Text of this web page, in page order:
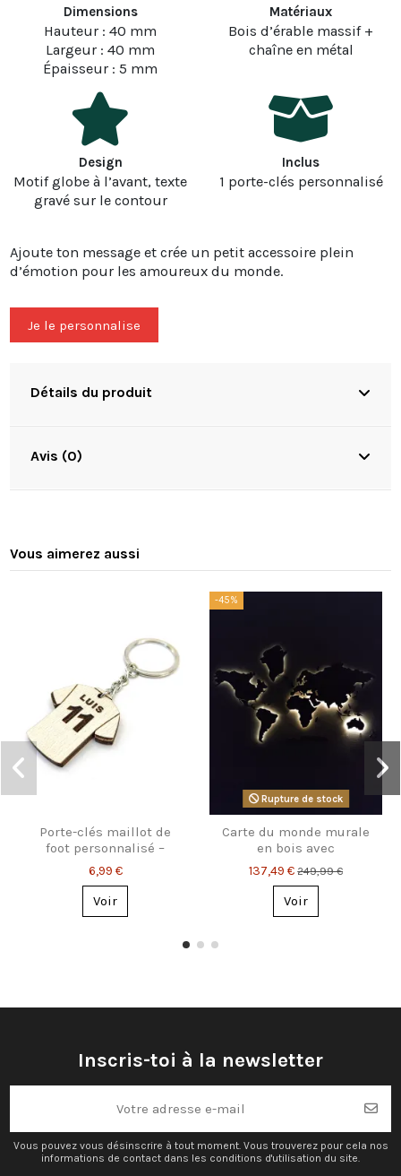
Dimensions
Hauteur : 40 mm
Largeur : 40 mm
Épaisseur : 5 mm
Matériaux
Bois d’érable massif +
chaîne en métal
Design
Motif globe à l’avant, texte
gravé sur le contour
Inclus
1 porte-clés personnalisé
Ajoute ton message et crée un petit accessoire plein
d’émotion pour les amoureux du monde.
Je le personnalise
Détails du produit
Avis (0)
Vous aimerez aussi
Porte-clés maillot de
foot personnalisé –
Prénom & numéro
6,99 €
Voir
-45%
Rupture de stock
Carte du monde murale
en bois avec
rétroéclairage LED
137,49 €249,99 €
Voir
Inscris-toi à la newsletter
Vous pouvez vous désinscrire à tout moment. Vous trouverez pour cela nos
informations de contact dans les conditions d'utilisation du site.